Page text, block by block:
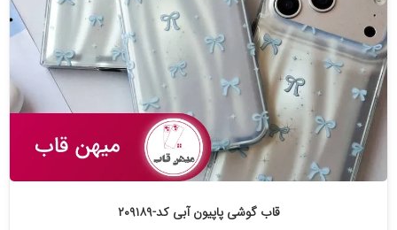
قاب گوشی پاپیون آبی کد-۲۰۹۱۸۹